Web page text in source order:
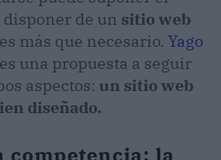
disponer de un sitio web
es más que necesario. Yago
es una propuesta a seguir
aspectos: un sitio web
diseñado.
competencia; la